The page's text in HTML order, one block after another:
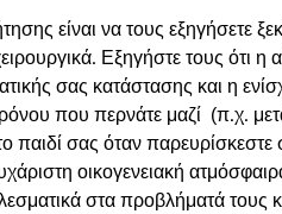
είναι να τους εξηγήσετε
Εξηγήστε τους ότι
σας κατάστασης και η
που περνάτε μαζί (π.χ.
παιδί σας όταν
οικογενειακή
στα προβλήματά τους